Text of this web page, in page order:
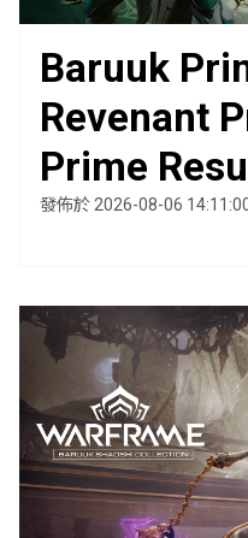
Baruuk
Revenant
Prime
發佈於 2026-08-06